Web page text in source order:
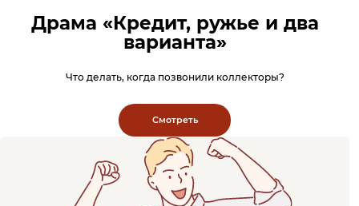
Драма «Кредит, ружье и два
варианта»
Что делать, когда позвонили коллекторы?
Смотреть